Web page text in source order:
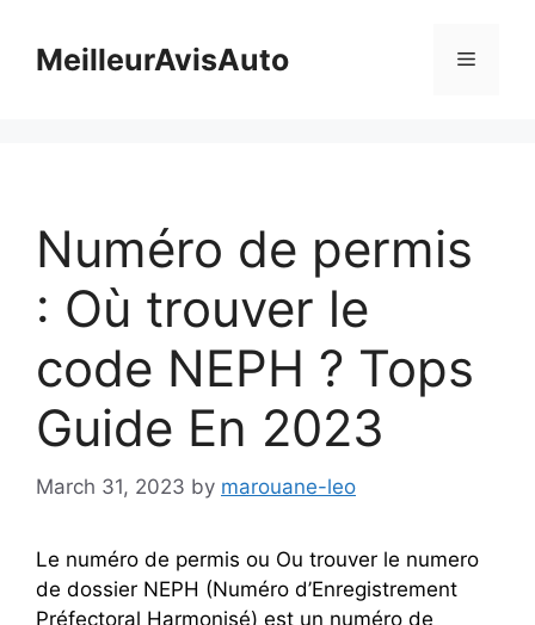
contentMeilleurAvisAuto Menu
Numéro de permis
: Où trouver le
code NEPH ? Tops
Guide En 2023
March 31, 2023 by marouane-leo
Le numéro de permis ou Ou trouver le numero
de dossier NEPH (Numéro d’Enregistrement
Préfectoral Harmonisé) est un numéro de